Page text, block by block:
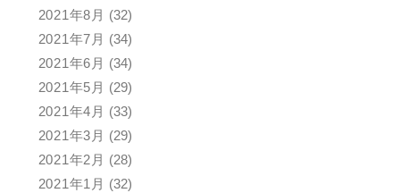
2021年8月 (32)
2021年7月 (34)
2021年6月 (34)
2021年5月 (29)
2021年4月 (33)
2021年3月 (29)
2021年2月 (28)
2021年1月 (32)